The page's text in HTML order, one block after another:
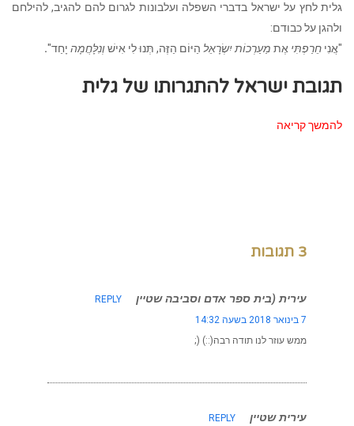
גלית לחץ על ישראל בדברי השפלה ועלבונות לגרום להם להגיב, להילחם
ולהגן על כבודם:
"אֲנִי חֵרַפְתִּי אֶת מַעַרְכוֹת יִשְׂרָאֵל הַיּוֹם הַזֶּה, תְּנוּ לִי אִישׁוְנִלָּחֲמָה יָחַד".
תגובת ישראל להתגרותו של גלית
להמשך קריאה
3 תגובות
עירית (בית ספר אדם וסביבה שטיין
REPLY
7 בינואר 2018 בשעה 14:32
ממש עוזר לנו תודה רבה(::) (;
עירית שטיין
REPLY